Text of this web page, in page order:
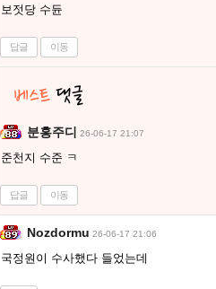
보젓당 수듄
답글 이동
분홍주디 26-06-17 21:07
준천지 수준 ㅋ
답글 이동
Nozdormu 26-06-17 21:06
국정원이 수사했다 들었는데